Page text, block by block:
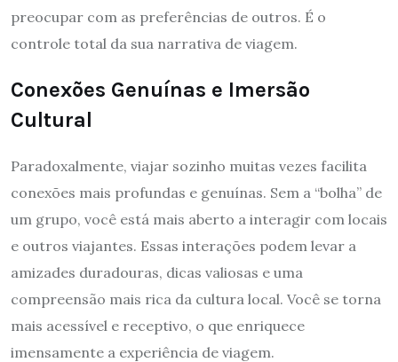
preocupar com as preferências de outros. É o
controle total da sua narrativa de viagem.
Conexões Genuínas e Imersão
Cultural
Paradoxalmente, viajar sozinho muitas vezes facilita
conexões mais profundas e genuínas. Sem a “bolha” de
um grupo, você está mais aberto a interagir com locais
e outros viajantes. Essas interações podem levar a
amizades duradouras, dicas valiosas e uma
compreensão mais rica da cultura local. Você se torna
mais acessível e receptivo, o que enriquece
imensamente a experiência de viagem.